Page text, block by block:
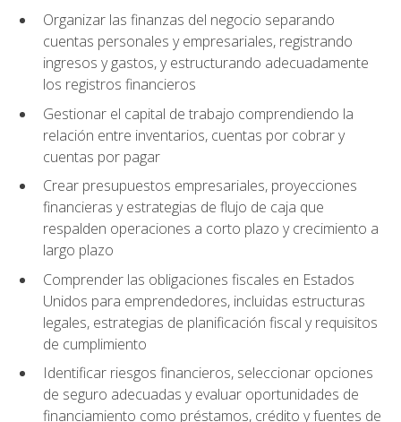
Organizar las finanzas del negocio separando
cuentas personales y empresariales, registrando
ingresos y gastos, y estructurando adecuadamente
los registros financieros
Gestionar el capital de trabajo comprendiendo la
relación entre inventarios, cuentas por cobrar y
cuentas por pagar
Crear presupuestos empresariales, proyecciones
financieras y estrategias de flujo de caja que
respalden operaciones a corto plazo y crecimiento a
largo plazo
Comprender las obligaciones fiscales en Estados
Unidos para emprendedores, incluidas estructuras
legales, estrategias de planificación fiscal y requisitos
de cumplimiento
Identificar riesgos financieros, seleccionar opciones
de seguro adecuadas y evaluar oportunidades de
financiamiento como préstamos, crédito y fuentes de